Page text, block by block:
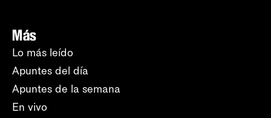
Más
Lo más leído
Apuntes del día
Apuntes de la semana
En vivo